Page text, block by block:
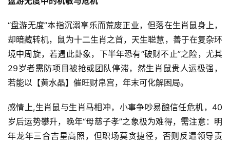
“盘游无度”本指沉溺享乐而荒废正业，但落在生肖鼠身上，
却暗藏转机，鼠为十二生肖之首，天生聪慧，善于在复杂环
境中周旋，若遇此卦象，下半年恐有“破财不止”之险，尤其
29岁者需防项目被抢或团队停滞，然生肖鼠贵人运极强，
若能以【黄水晶】催旺财帛宫，年末可化解困局。
感情上,生肖鼠与生肖马相冲，小事争吵易酿信任危机，40
岁后运势攀升，晚年“母慈子孝”之象极为难得，需注意：明
年龙年三合吉星高照，但职场莫贪捷径，否则反遭领导责